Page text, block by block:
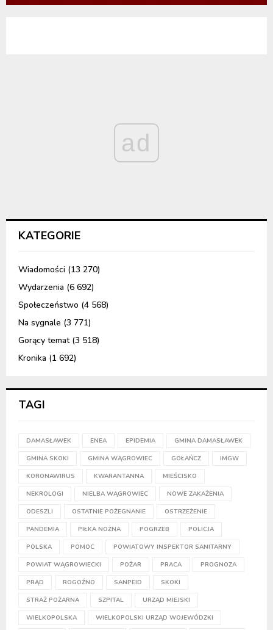
ad
KATEGORIE
Wiadomości (13 270)
Wydarzenia (6 692)
Społeczeństwo (4 568)
Na sygnale (3 771)
Gorący temat(3 518)
Kronika (1 692)
TAGI
DAMASŁAWEK ENEA EPIDEMIA GMINA DAMASŁAWEK
GMINA SKOKI GMINA WĄGROWIEC GOŁAŃCZ IMGW
KORONAWIRUS KWARANTANNA MIEŚCISKO
NEKROLOGI NIELBA WĄGROWIEC NOWE ZAKAŻENIA
ODESZLI OSTATNIE POŻEGNANIE OSTRZEŻENIE
PANDEMIA PIŁKA NOŻNA POGRZEB POLICJA
POLSKA POMOC POWIATOWY INSPEKTOR SANITARNY
POWIAT WĄGROWIECKI POŻAR PRACA PROGNOZA
PRĄD ROGOŹNO SANPEID SKOKI
STRAŻ POŻARNA SZPITAL URZĄD MIEJSKI
WIELKOPOLSKA WIELKOPOLSKI URZĄD WOJEWÓDZKI